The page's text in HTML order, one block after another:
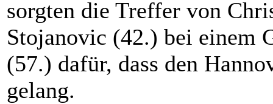
sorgten die Treffer von
Stojanovic (42.) bei einem
(57.) dafür, dass den
gelang.